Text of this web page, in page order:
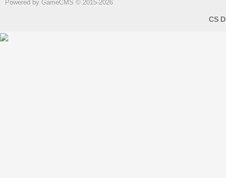
Powered by GameCMS © 2015-2026
CS